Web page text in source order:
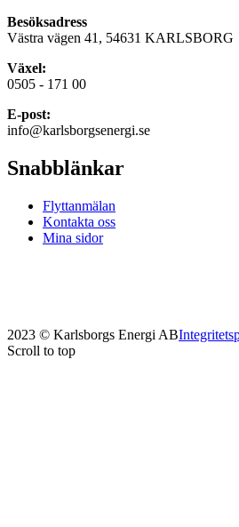
Besöksadress
Västra vägen 41, 54631 KARLSBORG
Växel:
0505 - 171 00
E-post:
info@karlsborgsenergi.se
Snabblänkar
Flyttanmälan
Kontakta oss
Mina sidor
2023 © Karlsborgs Energi AB
Scroll to top